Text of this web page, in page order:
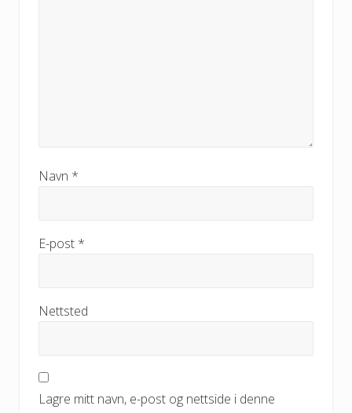
Navn *
E-post *
Nettsted
Lagre mitt navn, e-post og nettside i denne